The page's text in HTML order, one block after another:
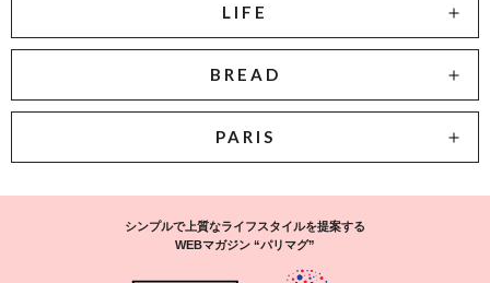
LIFE
BREAD
PARIS
シンプルで上質なライフスタイルを提案する
WEBマガジン “パリマグ”